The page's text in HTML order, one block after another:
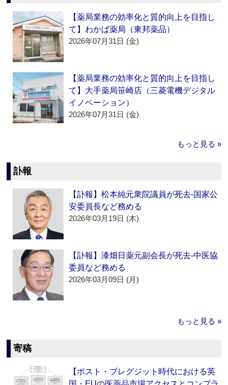
【薬局業務の効率化と質的向上を目指し
て】わかば薬局（東邦薬品）
2026年07月31日 (金)
【薬局業務の効率化と質的向上を目指し
て】大手薬局笹崎店（三菱電機デジタル
イノベーション）
2026年07月31日 (金)
もっと見る »
訃報
【訃報】松本純元衆院議員が死去‐国家公
安委員長など務める
2026年03月19日 (木)
【訃報】漆畑日薬元副会長が死去‐中医協
委員など務める
2026年03月09日 (月)
もっと見る »
寄稿
【ポスト・ブレグジット時代における英